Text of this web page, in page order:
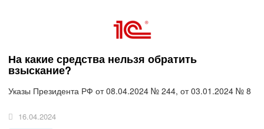
На какие средства нельзя обратить
взыскание?
Указы Президента РФ от 08.04.2024 № 244, от 03.01.2024 № 8
16.04.2024